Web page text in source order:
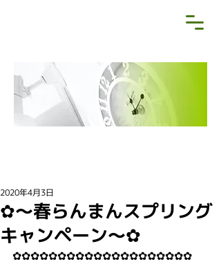
✿〜春らんまんスプリング
キャンペーン〜✿
2020年4月3日
✿✿✿✿✿✿✿✿✿✿✿✿✿✿✿✿✿✿✿✿